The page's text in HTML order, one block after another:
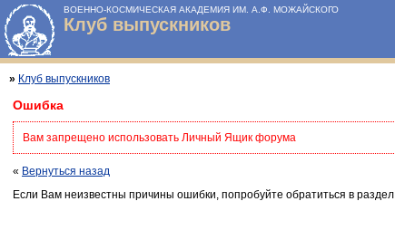
ВОЕННО-КОСМИЧЕСКАЯ АКАДЕМИЯ ИМ. А.Ф. МОЖАЙСКОГО
Клуб выпускников
» Клуб выпускников
Ошибка
Вам запрещено использовать Личный Ящик форума
« Вернуться назад
Если Вам неизвестны причины ошибки, попробуйте обратиться в раздел